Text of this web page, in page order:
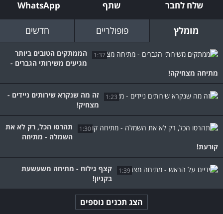
שלח לחבר שתף WhatsApp
מומלץ פופולריים חדשים
1:37
הממתקים הטובים ביותר
מגיעים משירותי הגברים -
מתיחה מצחיקה!
1:23
זה מה שנקרא שירותים ניידים -
מצחיק!
1:30
תהרסו הכל, רק לא את
השמלה - מתיחה
קורעת!
1:39
קצף גילוח - מתיחה משעשעת
בקניון!
הצג תכנים נוספים